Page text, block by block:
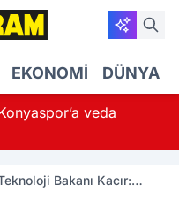
EKONOMI DÜNYA
veda
Bakanı Kacır: